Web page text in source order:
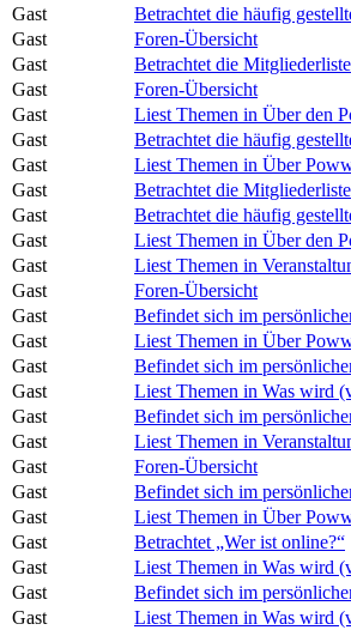
Gast
Betrachtet die häufig
Gast
Foren-Übersicht
Gast
Betrachtet die Mitgliederliste
Gast
Foren-Übersicht
Gast
Liest Themen in Über den
Gast
Betrachtet die häufig
Gast
Liest Themen in Über
Gast
Betrachtet die Mitgliederliste
Gast
Betrachtet die häufig
Gast
Liest Themen in Über den
Gast
Liest Themen in
Gast
Foren-Übersicht
Gast
Befindet sich im
Gast
Liest Themen in Über
Gast
Befindet sich im
Gast
Liest Themen in Was wird
Gast
Befindet sich im
Gast
Liest Themen in
Gast
Foren-Übersicht
Gast
Befindet sich im
Gast
Liest Themen in Über
Gast
Betrachtet „Wer ist online?“
Gast
Liest Themen in Was wird
Gast
Befindet sich im
Gast
Liest Themen in Was wird